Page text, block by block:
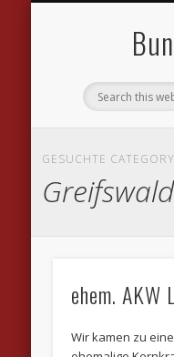
GESUCHTE CATEGORY
Greifswald
ehem. AKW
Wir kamen zu